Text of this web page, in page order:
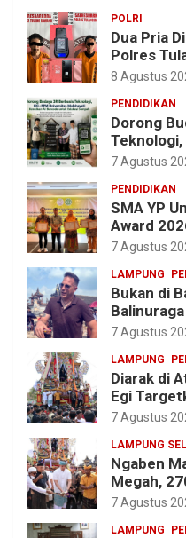
POLRI
Dua Pria
Polres
Gram dan
8 Agustus
PENDIDIKAN
Dorong
7 Agustus
PENDIDIKAN
SMA YP
Award
Wujudkan
7 Agustus
LAMPUNG
Bukan di
Terpukau,
7 Agustus
LAMPUNG
Diarak di
Egi
Wisata
7 Agustus
LAMPUNG
Ngaben
Megah,
Tradisi
7 Agustus
LAMPUNG